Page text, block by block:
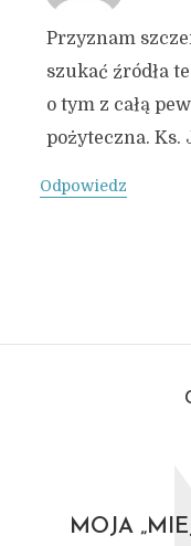
Przyznam
szukać źródła
o tym z całą
pożyteczna. Ks.
Odpowiedz
MOJA